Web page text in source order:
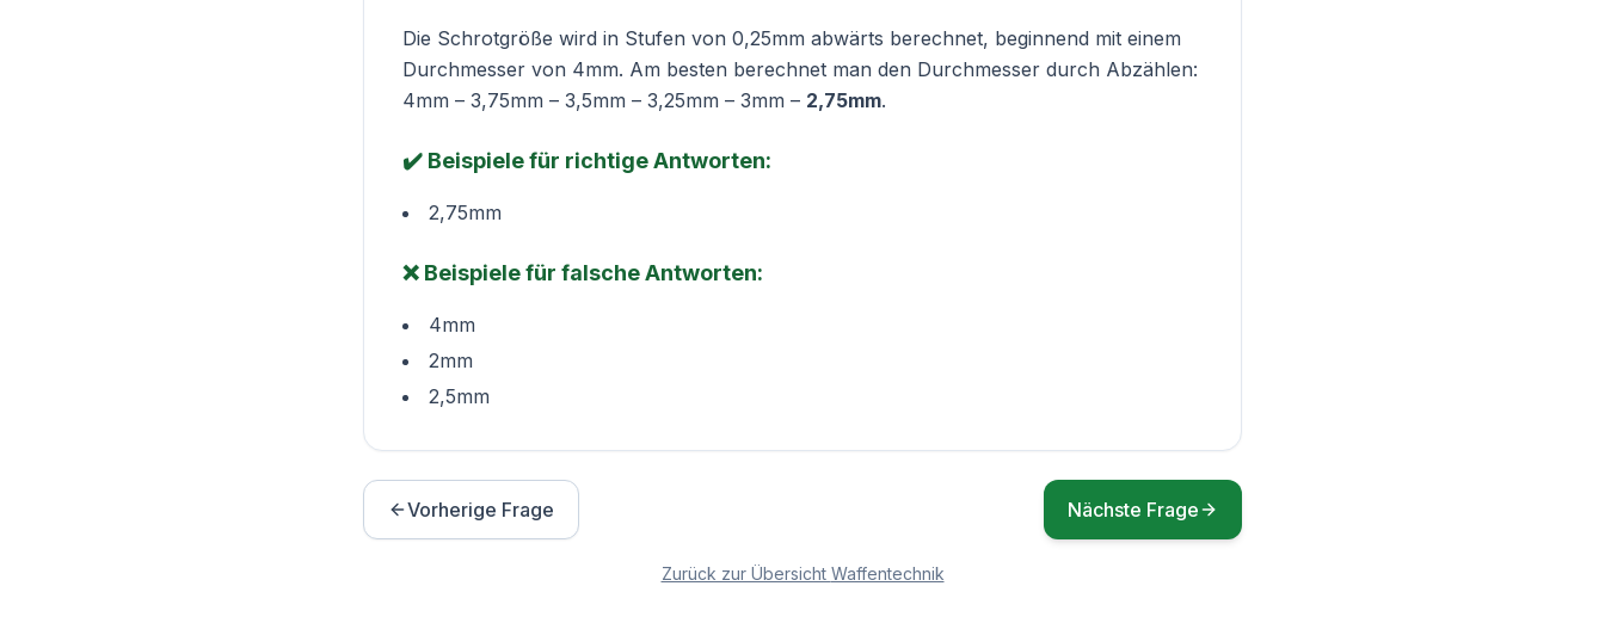
Die Schrotgröße wird in Stufen von 0,25mm abwärts berechnet, beginnend mit einem
Durchmesser von 4mm. Am besten berechnet man den Durchmesser durch Abzählen:
4mm – 3,75mm – 3,5mm – 3,25mm – 3mm – 2,75mm.
✔️ Beispiele für richtige Antworten:
2,75mm
❌ Beispiele für falsche Antworten:
4mm
2mm
2,5mm
Vorherige Frage Nächste Frage
Zurück zur Übersicht Waffentechnik